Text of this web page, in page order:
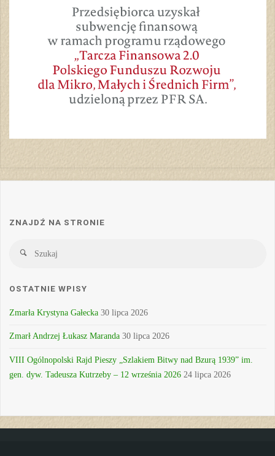
ZNAJDŹ NA STRONIE
Szukaj
OSTATNIE WPISY
Zmarła Krystyna Gałecka 30 lipca 2026
Zmarł Andrzej Łukasz Maranda 30 lipca 2026
VIII Ogólnopolski Rajd Pieszy „Szlakiem Bitwy nad Bzurą 1939” im.
gen. dyw. Tadeusza Kutrzeby – 12 września 2026 24 lipca 2026